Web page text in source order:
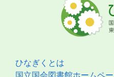
ひなぎくとは